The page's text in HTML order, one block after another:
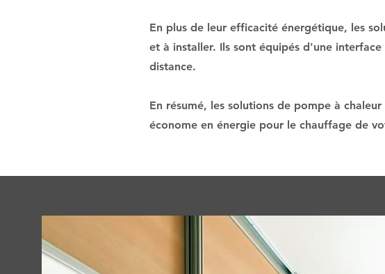
En plus de leur efficacité énergétique, les
et à installer. Ils sont équipés d'une
distance.
En résumé, les solutions de pompe à
économe en énergie pour le chauffage de